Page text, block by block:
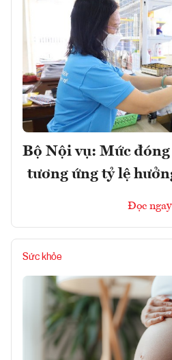
Bộ Nội vụ: Mức
tương ứng tỷ lệ
Đọc ngay
Sức khỏe